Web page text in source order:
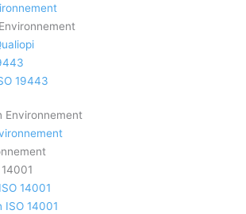
19443
Environnement
14001
ISO 14001